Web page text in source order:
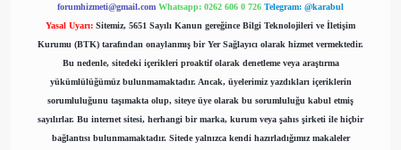
forumhizmeti@gmail.com Whatsapp: 0262 606 0 726 Telegram: @karabul
Yasal Uyarı: Sitemiz, 5651 Sayılı Kanun gereğince Bilgi Teknolojileri ve İletişim
Kurumu (BTK) tarafından onaylanmış bir Yer Sağlayıcı olarak hizmet vermektedir.
Bu nedenle, sitedeki içerikleri proaktif olarak denetleme veya araştırma
yükümlülüğümüz bulunmamaktadır. Ancak, üyelerimiz yazdıkları içeriklerin
sorumluluğunu taşımakta olup, siteye üye olarak bu sorumluluğu kabul etmiş
sayılırlar. Bu internet sitesi, herhangi bir marka, kurum veya şahıs şirketi ile hiçbir
bağlantısı bulunmamaktadır. Sitede yalnızca kendi hazırladığımız makaleler